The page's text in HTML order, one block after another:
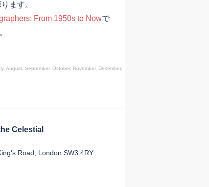
ます。
From 1950s to Nowで
August, September, October, November, December,
Celestial
Road, London SW3 4RY